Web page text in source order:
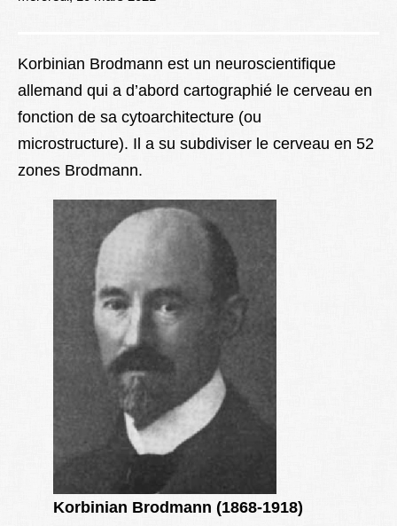
Better Health
Korbinian Brodmann est un neuroscientifique
allemand qui a d’abord cartographié le cerveau en
fonction de sa cytoarchitecture (ou
microstructure). Il a su subdiviser le cerveau en 52
zones Brodmann.
Korbinian Brodmann (1868-1918)